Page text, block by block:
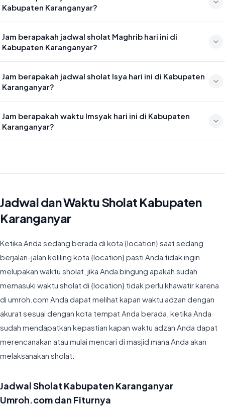
Kabupaten Karanganyar?
15:06
Jam berapakah jadwal sholat Maghrib hari ini di
Kabupaten Karanganyar?
17:40
Jam berapakah jadwal sholat Isya hari ini di Kabupaten
Karanganyar?
Jam berapakah waktu Imsyak hari ini di Kabupaten
Karanganyar?
Jadwal dan Waktu Sholat Kabupaten
Karanganyar
Ketika Anda sedang berada di kota {location} saat sedang
berjalan-jalan keliling kota {location} pasti Anda tidak ingin
melupakan waktu sholat, jika Anda bingung apakah sudah
memasuki waktu sholat di {location} tidak perlu khawatir karena
di umroh.com Anda dapat melihat kapan waktu adzan dengan
akurat sesuai dengan kota tempat Anda berada, ketika Anda
sudah mendapatkan kepastian kapan waktu adzan Anda dapat
merencanakan atau mulai mencari di masjid mana Anda akan
melaksanakan sholat.
Jadwal Sholat Kabupaten Karanganyar
Umroh.com dan Fiturnya